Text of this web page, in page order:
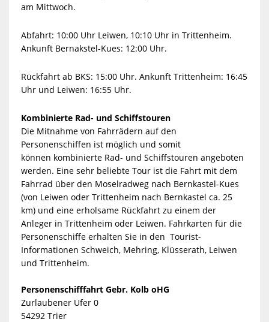
am Mittwoch.
Abfahrt: 10:00 Uhr Leiwen, 10:10 Uhr in Trittenheim.
Ankunft Bernakstel-Kues: 12:00 Uhr.
Rückfahrt ab BKS: 15:00 Uhr. Ankunft Trittenheim: 16:45
Uhr und Leiwen: 16:55 Uhr.
Kombinierte Rad- und Schiffstouren
Die Mitnahme von Fahrrädern auf den
Personenschiffen ist möglich und somit
können kombinierte Rad- und Schiffstouren angeboten
werden. Eine sehr beliebte Tour ist die Fahrt mit dem
Fahrrad über den Moselradweg nach Bernkastel-Kues
(von Leiwen oder Trittenheim nach Bernkastel ca. 25
km) und eine erholsame Rückfahrt zu einem der
Anleger in Trittenheim oder Leiwen. Fahrkarten für die
Personenschiffe erhalten Sie in den Tourist-
Informationen Schweich, Mehring, Klüsserath, Leiwen
und Trittenheim.
Personenschifffahrt Gebr. Kolb oHG
Zurlaubener Ufer 0
54292 Trier